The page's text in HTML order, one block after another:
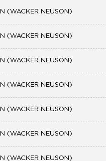
(WACKER NEUSON)
(WACKER NEUSON)
(WACKER NEUSON)
(WACKER NEUSON)
(WACKER NEUSON)
(WACKER NEUSON)
(WACKER NEUSON)